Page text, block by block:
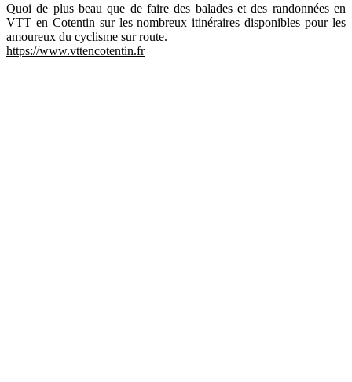
Quoi de plus beau que de faire des balades et des randonnées en
VTT en Cotentin sur les nombreux itinéraires disponibles pour les
amoureux du cyclisme sur route.
https://www.vttencotentin.fr